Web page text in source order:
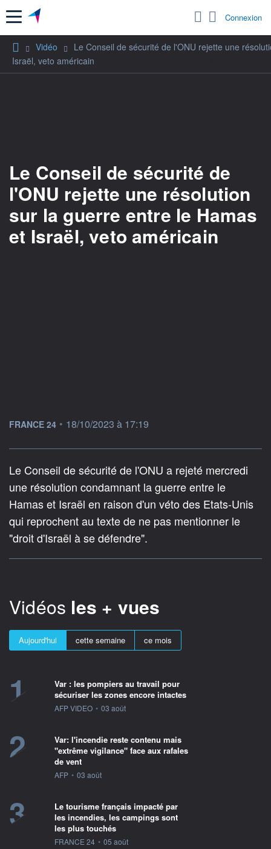
Menu Connexion
Vidéo
Le Conseil de sécurité de l'ONU rejette une
Israël, veto américain
Le Conseil de sécurité de
l'ONU rejette une résolution
sur la guerre entre le Hamas
et Israël, veto américain
information fournie par
FRANCE 24 • 18/10/2023 à 17:19
Le Conseil de sécurité de l'ONU a rejeté mercredi
une résolution condamnant la guerre entre le
Hamas et Israël en raison d'un véto des Etats-Unis
qui reprochent au texte de ne pas mentionner le
"droit d'Israël à se défendre".
Vidéos les + vues
Aujourd'hui cette semaine ce mois
1
Var : les pompiers au travail pour
sécuriser les zones encore intactes
information fournie par
AFP VIDEO • 03 août
2
Var: l'incendie reste contenu mais
"extrême vigilance" face aux rafales
de vent
information fournie par
AFP • 03 août
3
Le tourisme français impacté par
les incendies, les campings sont
les plus touchés
information fournie par
FRANCE 24 • 05 août